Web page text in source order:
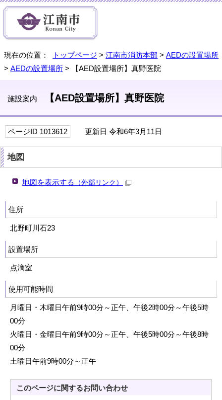
現在の位置： トップページ > 江南市消防本部 > AEDの設置場所
> AEDの設置場所 > 【AED設置場所】真野医院
施設案内 【AED設置場所】真野医院
ページID 1013612 更新日 令和6年3月11日
地図
地図を表示する （外部リンク）
住所
北野町川石23
設置場所
点滴室
使用可能時間
月曜日・木曜日午前9時00分～正午、午後2時00分～午後5時
00分
火曜日・金曜日午前9時00分～正午、午後5時00分～午後8時
00分
土曜日午前9時00分～正午
このページに関するお問い合わせ